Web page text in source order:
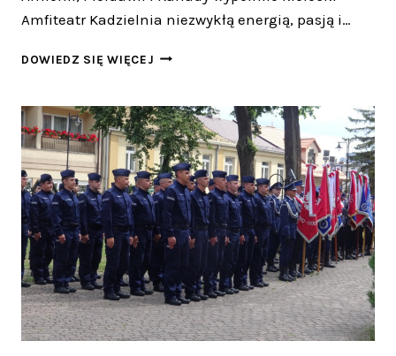
Amfiteatr Kadzielnia niezwykłą energią, pasją i…
DOWIEDZ SIĘ WIĘCEJ MAGIA
SZTUKI
NA
KADZIELNI.
KIELCE
ZNÓW
BYŁY
SERCEM
MIĘDZYNARODOWEGO
FESTIWALU!